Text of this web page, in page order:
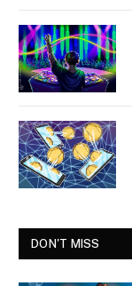
DON'T MISS